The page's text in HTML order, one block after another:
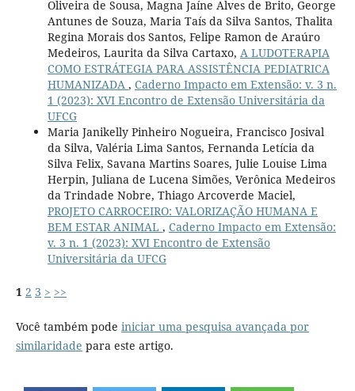
Oliveira de Sousa, Magna Jaíne Alves de Brito, George
Antunes de Souza, Maria Taís da Silva Santos, Thalita
Regina Morais dos Santos, Felipe Ramon de Araúro
Medeiros, Laurita da Silva Cartaxo, A LUDOTERAPIA
COMO ESTRÁTEGIA PARA ASSISTÊNCIA PEDIATRICA
HUMANIZADA , Caderno Impacto em Extensão: v. 3 n.
1 (2023): XVI Encontro de Extensão Universitária da
UFCG
Maria Janikelly Pinheiro Nogueira, Francisco Josival
da Silva, Valéria Lima Santos, Fernanda Letícia da
Silva Felix, Savana Martins Soares, Julie Louise Lima
Herpin, Juliana de Lucena Simões, Verônica Medeiros
da Trindade Nobre, Thiago Arcoverde Maciel,
PROJETO CARROCEIRO: VALORIZAÇÃO HUMANA E
BEM ESTAR ANIMAL , Caderno Impacto em Extensão:
v. 3 n. 1 (2023): XVI Encontro de Extensão
Universitária da UFCG
1 2 3 > >>
Você também pode iniciar uma pesquisa avançada por
similaridade para este artigo.